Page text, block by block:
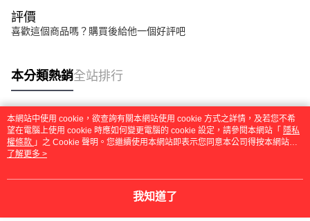
評價
喜歡這個商品嗎？購買後給他一個好評吧
本分類熱銷全站排行
熱門標籤
本網站中使用 cookie，欲查詢有關本網站使用 cookie 方式之詳情，及若您不希
望在電腦上使用 cookie 時應如何變更電腦的 cookie 設定，請參閱本網站「 隱私
權條款 」之 Cookie 聲明。您繼續使用本網站即表示您同意本公司得按本網站使
用條款之 Cookie 聲明使用 cookie。
了解更多 >
我知道了